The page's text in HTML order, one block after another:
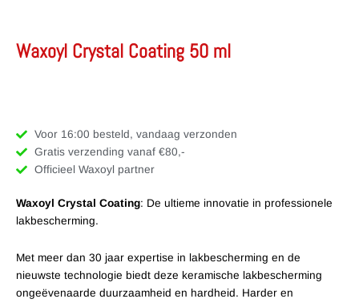
Waxoyl Crystal Coating 50 ml
Voor 16:00 besteld, vandaag verzonden
Gratis verzending vanaf €80,-
Officieel Waxoyl partner
Waxoyl Crystal Coating: De ultieme innovatie in professionele
lakbescherming.
Met meer dan 30 jaar expertise in lakbescherming en de
nieuwste technologie biedt deze keramische lakbescherming
ongeëvenaarde duurzaamheid en hardheid. Harder en